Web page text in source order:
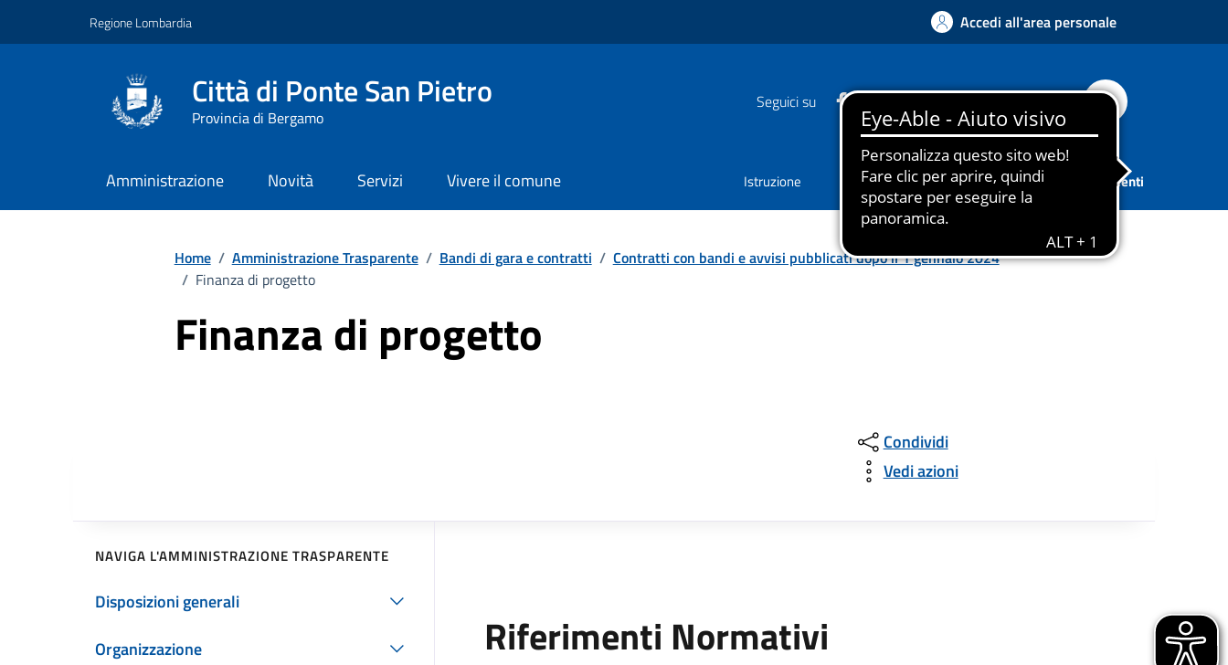
Regione Lombardia Accedi all'area personale
Città di Ponte San Pietro
Provincia di Bergamo
Seguici su FacebookInstagramYouTubeWhatsapp
Amministrazione Novità Servizi Vivere il comune Istruzione Sport Associazioni Tutti gli argomenti
Home / Amministrazione Trasparente / Bandi di gara e contratti / Contratti con bandi e avvisi pubblicati dopo il 1 gennaio 2024
/ Finanza di progetto
Finanza di progetto
Condividi
Vedi azioni
NAVIGA L'AMMINISTRAZIONE TRASPARENTE
Disposizioni generali
Organizzazione
Riferimenti Normativi